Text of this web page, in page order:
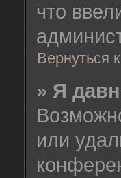
что
Вернуться
» Я
или